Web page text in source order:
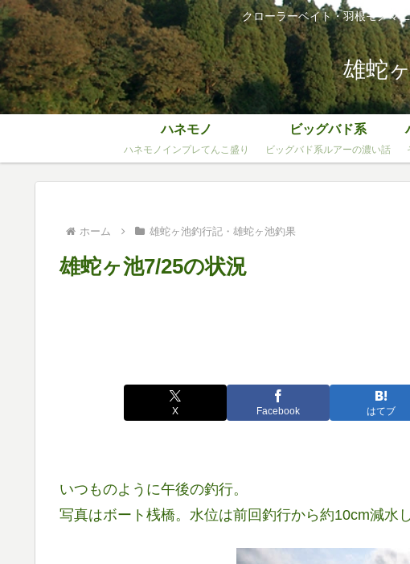
クローラーベイト・羽根モノマ
雄蛇
ハネモノ
ハネモノインプレてんこ盛り
ビッグバド系
ビッグバド系ルアーの濃い話
ホーム 雄蛇ヶ池釣行記・雄蛇ヶ池釣果
雄蛇ヶ池7/25の状況
X Facebook はてブ
いつものように午後の釣行。
写真はボート桟橋。水位は前回釣行から約10cm減水